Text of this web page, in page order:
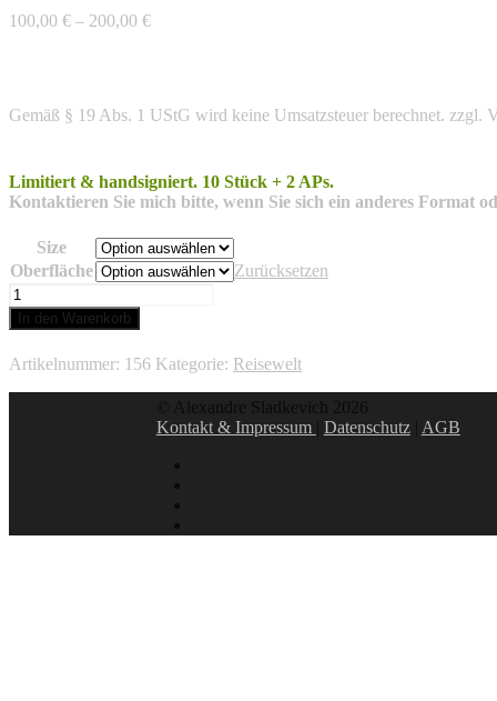
100,00 € – 200,00 €
Gemäß § 19 Abs. 1 UStG wird keine Umsatzsteuer berechnet. zzgl.
Limitiert & handsigniert. 10 Stück + 2 APs.
Kontaktieren Sie mich bitte, wenn Sie sich ein anderes Format
Size
Oberfläche
Zurücksetzen
Kiew
Menge
In den Warenkorb
Artikelnummer: 156 Kategorie: Reisewelt
Kontakt & Impressum
Datenschutz| AGB